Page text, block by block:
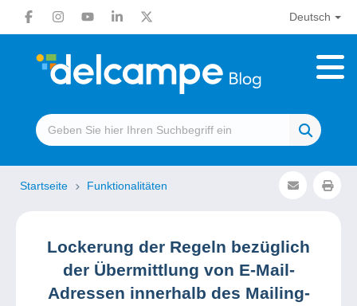
Deutsch
Startseite Funktionalitäten
Lockerung der Regeln bezüglich
der Übermittlung von E-Mail-
Adressen innerhalb des Mailing-